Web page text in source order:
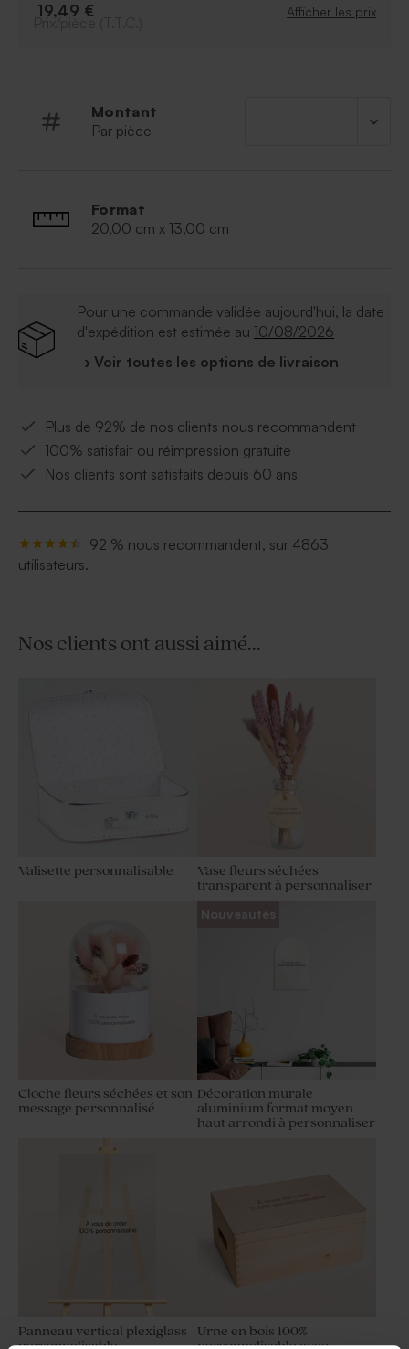
- Boîte vide à personnaliser selon vos envies
19,49 € Afficher les prix
Montant
Par pièce
Format
20,00 cm x 13,00 cm
Pour une commande validée aujourd'hui, la date
d'expédition est estimée au 10/08/2026
› Voir toutes les options de livraison
Plus de 92% de nos clients nous recommandent
100% satisfait ou réimpression gratuite
Nos clients sont satisfaits depuis 60 ans
92 % nous recommandent, sur 4863
utilisateurs.
Nos clients ont aussi aimé...
Valisette personnalisable
Vase fleurs séchées
transparent à personnaliser
Cloche fleurs séchées et son
message personnalisé
Nouveautés
Décoration murale
aluminium format moyen
haut arrondi à personnaliser
Panneau vertical plexiglass
Urne en bois 100%